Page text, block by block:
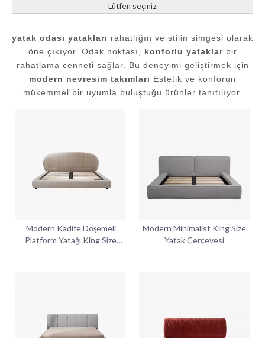
Lütfen seçiniz
yatak odası yatakları rahatlığın ve stilin simgesi olarak
öne çıkıyor. Odak noktası, konforlu yataklarbir
rahatlama cenneti sağlar. Bu deneyimi geliştirmek için
modern nevresim takımları Estetik ve konforun
mükemmel bir uyumla buluştuğu ürünler tanıtılıyor.
Modern Kadife Döşemeli
Platform Yatağı King Size
Modern Minimalist King Size
Yatak Çerçevesi